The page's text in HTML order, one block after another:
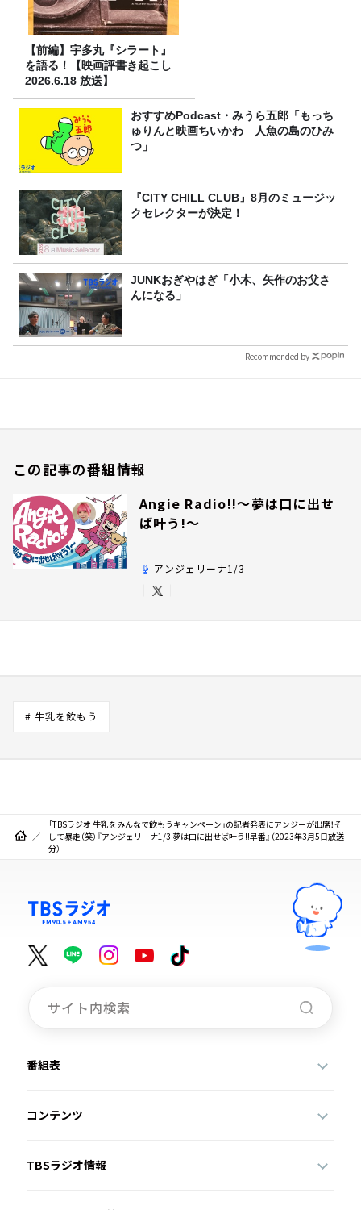
【前編】宇多丸『シラート』
を語る！【映画評書き起こし
2026.6.18 放送】
おすすめPodcast・みうら五郎「もっち
ゅりんと映画ちいかわ 人魚の島のひみ
つ」
『CITY CHILL CLUB』8月のミュージッ
クセレクターが決定！
JUNKおぎやはぎ「小木、矢作のお父さ
んになる」
Recommended by
この記事の番組情報
Angie Radio!!～夢は口に出せ
ば叶う!～
アンジェリーナ1/3
# 牛乳を飲もう
「TBSラジオ 牛乳をみんなで飲もうキャンペーン」の記者発表にアンジーが出席！そ
して暴走（笑）『アンジェリーナ1/3 夢は口に出せば叶う!!早番』（2023年3月5日放送
分）
番組表
コンテンツ
TBSラジオ情報